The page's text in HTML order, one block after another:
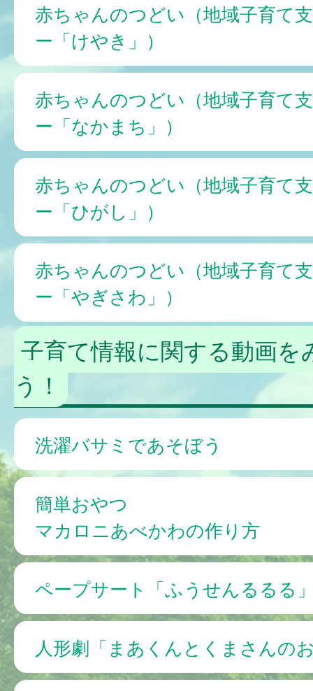
赤ちゃんのつどい（地域子育て
ー「けやき」）
赤ちゃんのつどい（地域子育て
ー「なかまち」）
赤ちゃんのつどい（地域子育て
ー「ひがし」）
赤ちゃんのつどい（地域子育て
ー「やぎさわ」）
子育て情報に関する動画を
う！
洗濯バサミであそぼう
簡単おやつ
マカロニあべかわの作り方
ペープサート「ふうせんるるる
人形劇「まあくんとくまさんの